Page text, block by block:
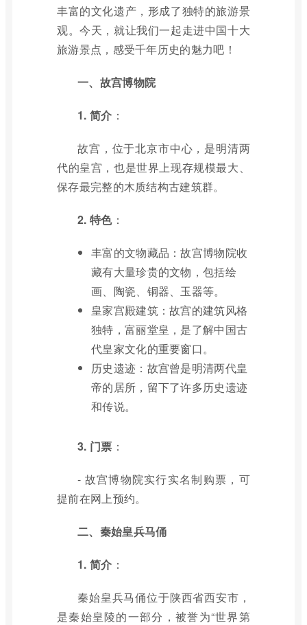
丰富的文化遗产，形成了独特的旅游景
观。今天，就让我们一起走进中国十大
旅游景点，感受千年历史的魅力吧！
一、故宫博物院
1. 简介 ：
故宫，位于北京市中心，是明清两
代的皇宫，也是世界上现存规模最大、
保存最完整的木质结构古建筑群。
2. 特色：
丰富的文物藏品：故宫博物院收
藏有大量珍贵的文物，包括绘
画、陶瓷、铜器、玉器等。
皇家宫殿建筑：故宫的建筑风格
独特，富丽堂皇，是了解中国古
代皇家文化的重要窗口。
历史遗迹：故宫曾是明清两代皇
帝的居所，留下了许多历史遗迹
和传说。
3. 门票 ：
- 故宫博物院实行实名制购票，可
提前在网上预约。
二、秦始皇兵马俑
1. 简介 ：
秦始皇兵马俑位于陕西省西安市，
是秦始皇陵的一部分，被誉为“世界第